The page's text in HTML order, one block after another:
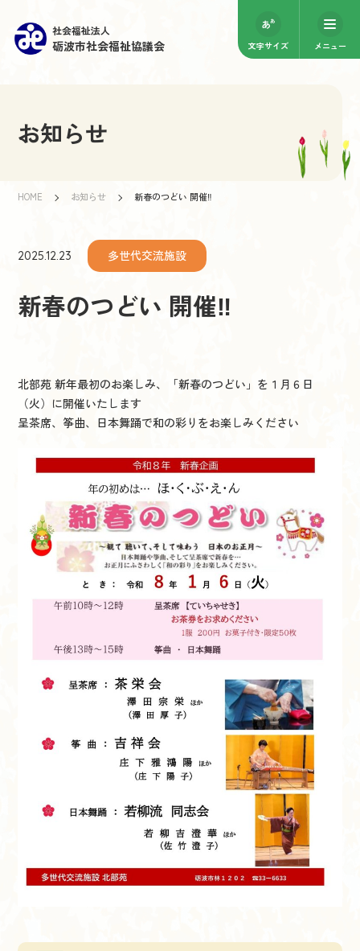
社会福祉法人
砺波市社会福祉協議会 文字サイズ メニュー
お知らせ
HOME お知らせ 新春のつどい 開催‼
2025.12.23 多世代交流施設
新春のつどい 開催‼
北部苑 新年最初のお楽しみ、「新春のつどい」を１月６日
（火）に開催いたします
呈茶席、筝曲、日本舞踊で和の彩りをお楽しみください